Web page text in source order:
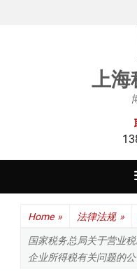
上海
Home » 法律法规 »
国家税务总局关于营业
企业所得税有关问题的